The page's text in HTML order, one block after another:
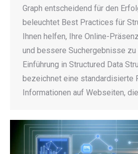
Graph entscheidend für den
beleuchtet Best Practices für
Ihnen helfen, Ihre Online-
und bessere Suchergebnisse zu
Einführung in Structured Data
bezeichnet eine standardisierte
Informationen auf Webseiten,